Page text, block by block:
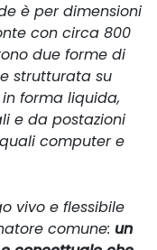
è per dimensioni
con circa 800
due forme di
strutturata su
forma liquida,
e da postazioni
computer e
vivo e flessibile
comune: un